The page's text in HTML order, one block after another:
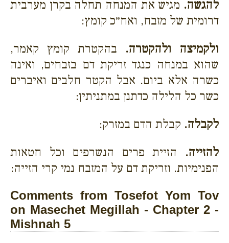
להגשה. מגיש את המנחה תחלה בקרן מערבית
דרומית של מזבח, ואח״כ קומץ:
ולקמיצה ולהקטרה. בהקטרת קומץ קאמר,
שהוא במנחה כנגד זריקת דם בזבחים, ואינה
כשרה אלא ביום. אבל הקטר חלבים ואיברים
כשר כל הלילה כדתנן במתניתין:
לקבלה. קבלת הדם במזרק:
להזייה. הזיית פרים הנשרפים וכל חטאות
הפנימיות. וזריקת דם על המזבח נמי קרי הזייה:
Comments from Tosefot Yom Tov
on Masechet Megillah - Chapter 2 -
Mishnah 5